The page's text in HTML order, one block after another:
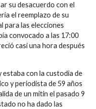
su desacuerdo con el
el reemplazo de su
para las elecciones
convocado a las 17:00
casi una hora después
estaba con la custodia de
y periodista de 59 años
de un mitin el pasado 9
no ha dado las